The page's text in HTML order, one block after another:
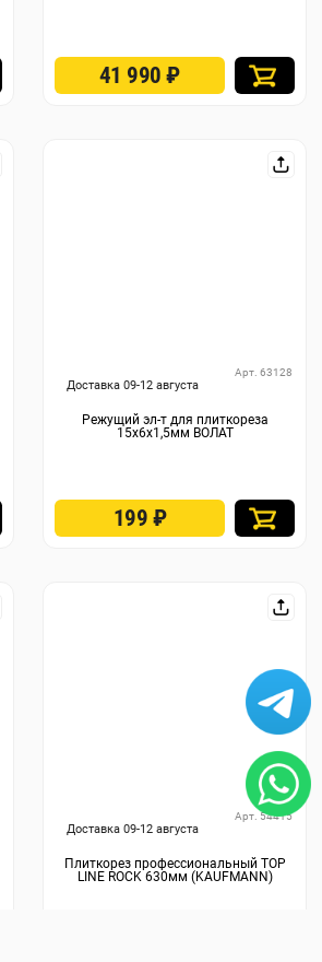
41 990₽
Доставка 09-12 августа
Арт. 63128
Режущий эл-т для плиткореза
15х6х1,5мм ВОЛАТ
199 ₽
Доставка 09-12 августа
Арт. 54415
Плиткорез профессиональный TOP
LINE ROCK 630мм (KAUFMANN)